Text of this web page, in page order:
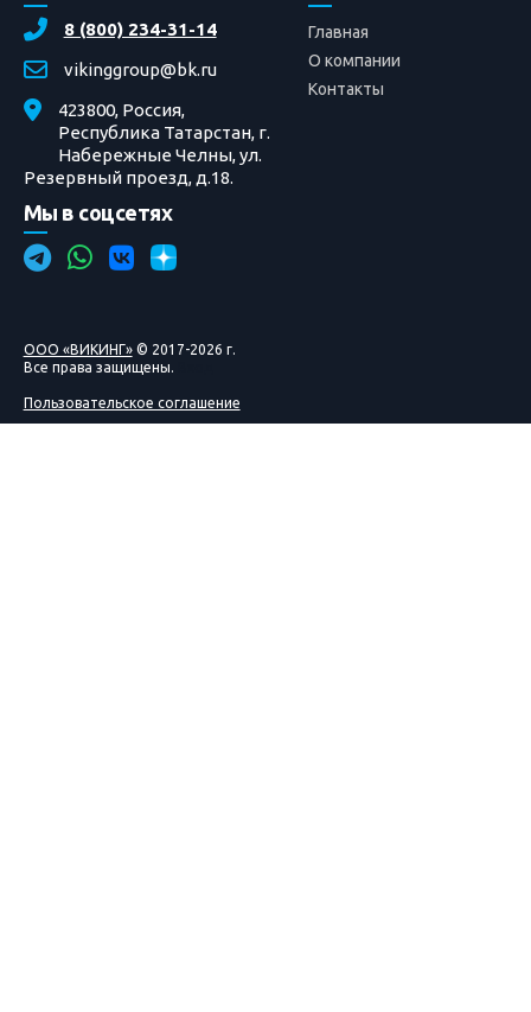
8 (800) 234-31-14
vikinggroup@bk.ru
423800, Россия,
Республика Татарстан, г.
Набережные Челны, ул.
Резервный проезд, д.18.
Мы в соцсетях
Главная
О компании
Контакты
ООО «ВИКИНГ»© 2017-2026 г.
Все права защищены.
Пользовательское соглашение